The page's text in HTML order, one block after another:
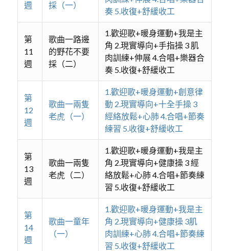
週
採（一）
奏 5.收復+舒緩收工
第
11
週
歌曲一路邊
的野花不要
採（二）
1.歡迎歌+暖身運動+我是主
角 2.現實導向+手指操 3 肌
肉訓練+伸展 4.合唱+樂器合
奏 5.收復+舒緩收工
第
12
週
歌曲一兩隻
老虎（一）
1.歡迎歌+暖身運動+創意律
動 2.現實導向+十全手操 3
經絡放鬆+心肺 4.合唱+節奏
練習 5.收復+舒緩收工
第
13
週
歌曲一兩隻
老虎（二）
1.歡迎歌+暖身運動+我是主
角 2.現實導向+健康操 3 經
絡放鬆+心肺 4.合唱+節奏練
習 5.收復+舒緩收工
第
14
週
歌曲一童年
（一）
1.歡迎歌+暖身運動+我是主
角 2.現實導向+健康操 3肌
肉訓練+心肺 4.合唱+節奏練
習 5.收復+舒緩收工